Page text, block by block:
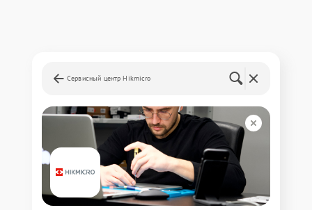
Сервисный центр Hikmicro